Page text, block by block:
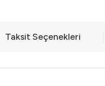
Taksit Seçenekleri